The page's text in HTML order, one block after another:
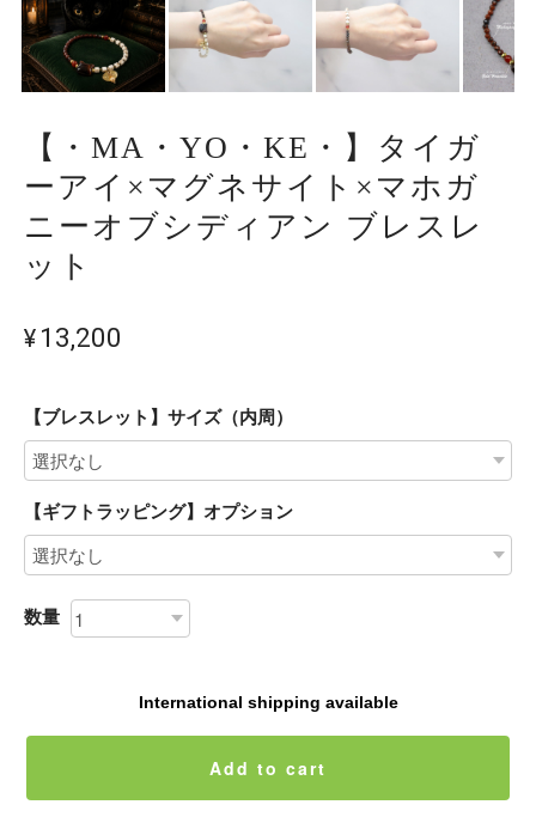
【・MA・YO・KE・】タイガ
ーアイ×マグネサイト×マホガ
ニーオブシディアン ブレスレ
ット
¥13,200
【ブレスレット】サイズ（内周）
【ギフトラッピング】オプション
数量
International shipping available
Add to cart